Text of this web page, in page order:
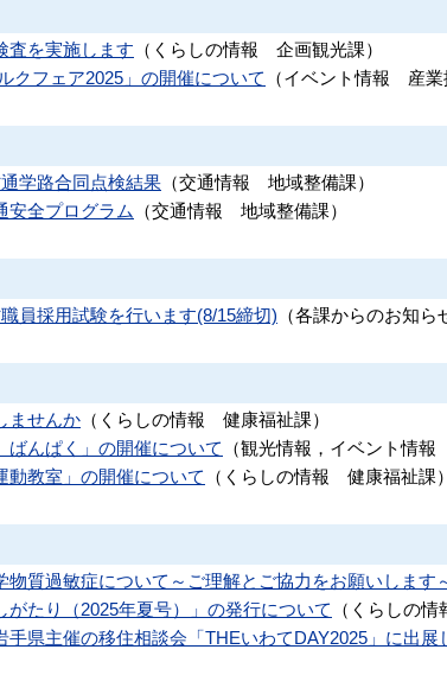
査を実施します （ くらしの情報 企画観光課）
クフェア2025」の開催について
（イベント情報 産
学路合同点検結果 （交通情報 地域整備課）
安全プログラム
（交通情報 地域整備課）
員採用試験を行います(8/15締切) （各課からのお知ら
ませんか （ くらしの情報 健康福祉課）
ばんぱく」の開催について
（観光情報，イベント情報
動教室」の開催について
（ くらしの情報 健康福祉課）
物質過敏症について～ご理解とご協力をお願いします
たり（2025年夏号）」の発行について
（ くらしの情
手県主催の移住相談会「THEいわてDAY2025」に出展